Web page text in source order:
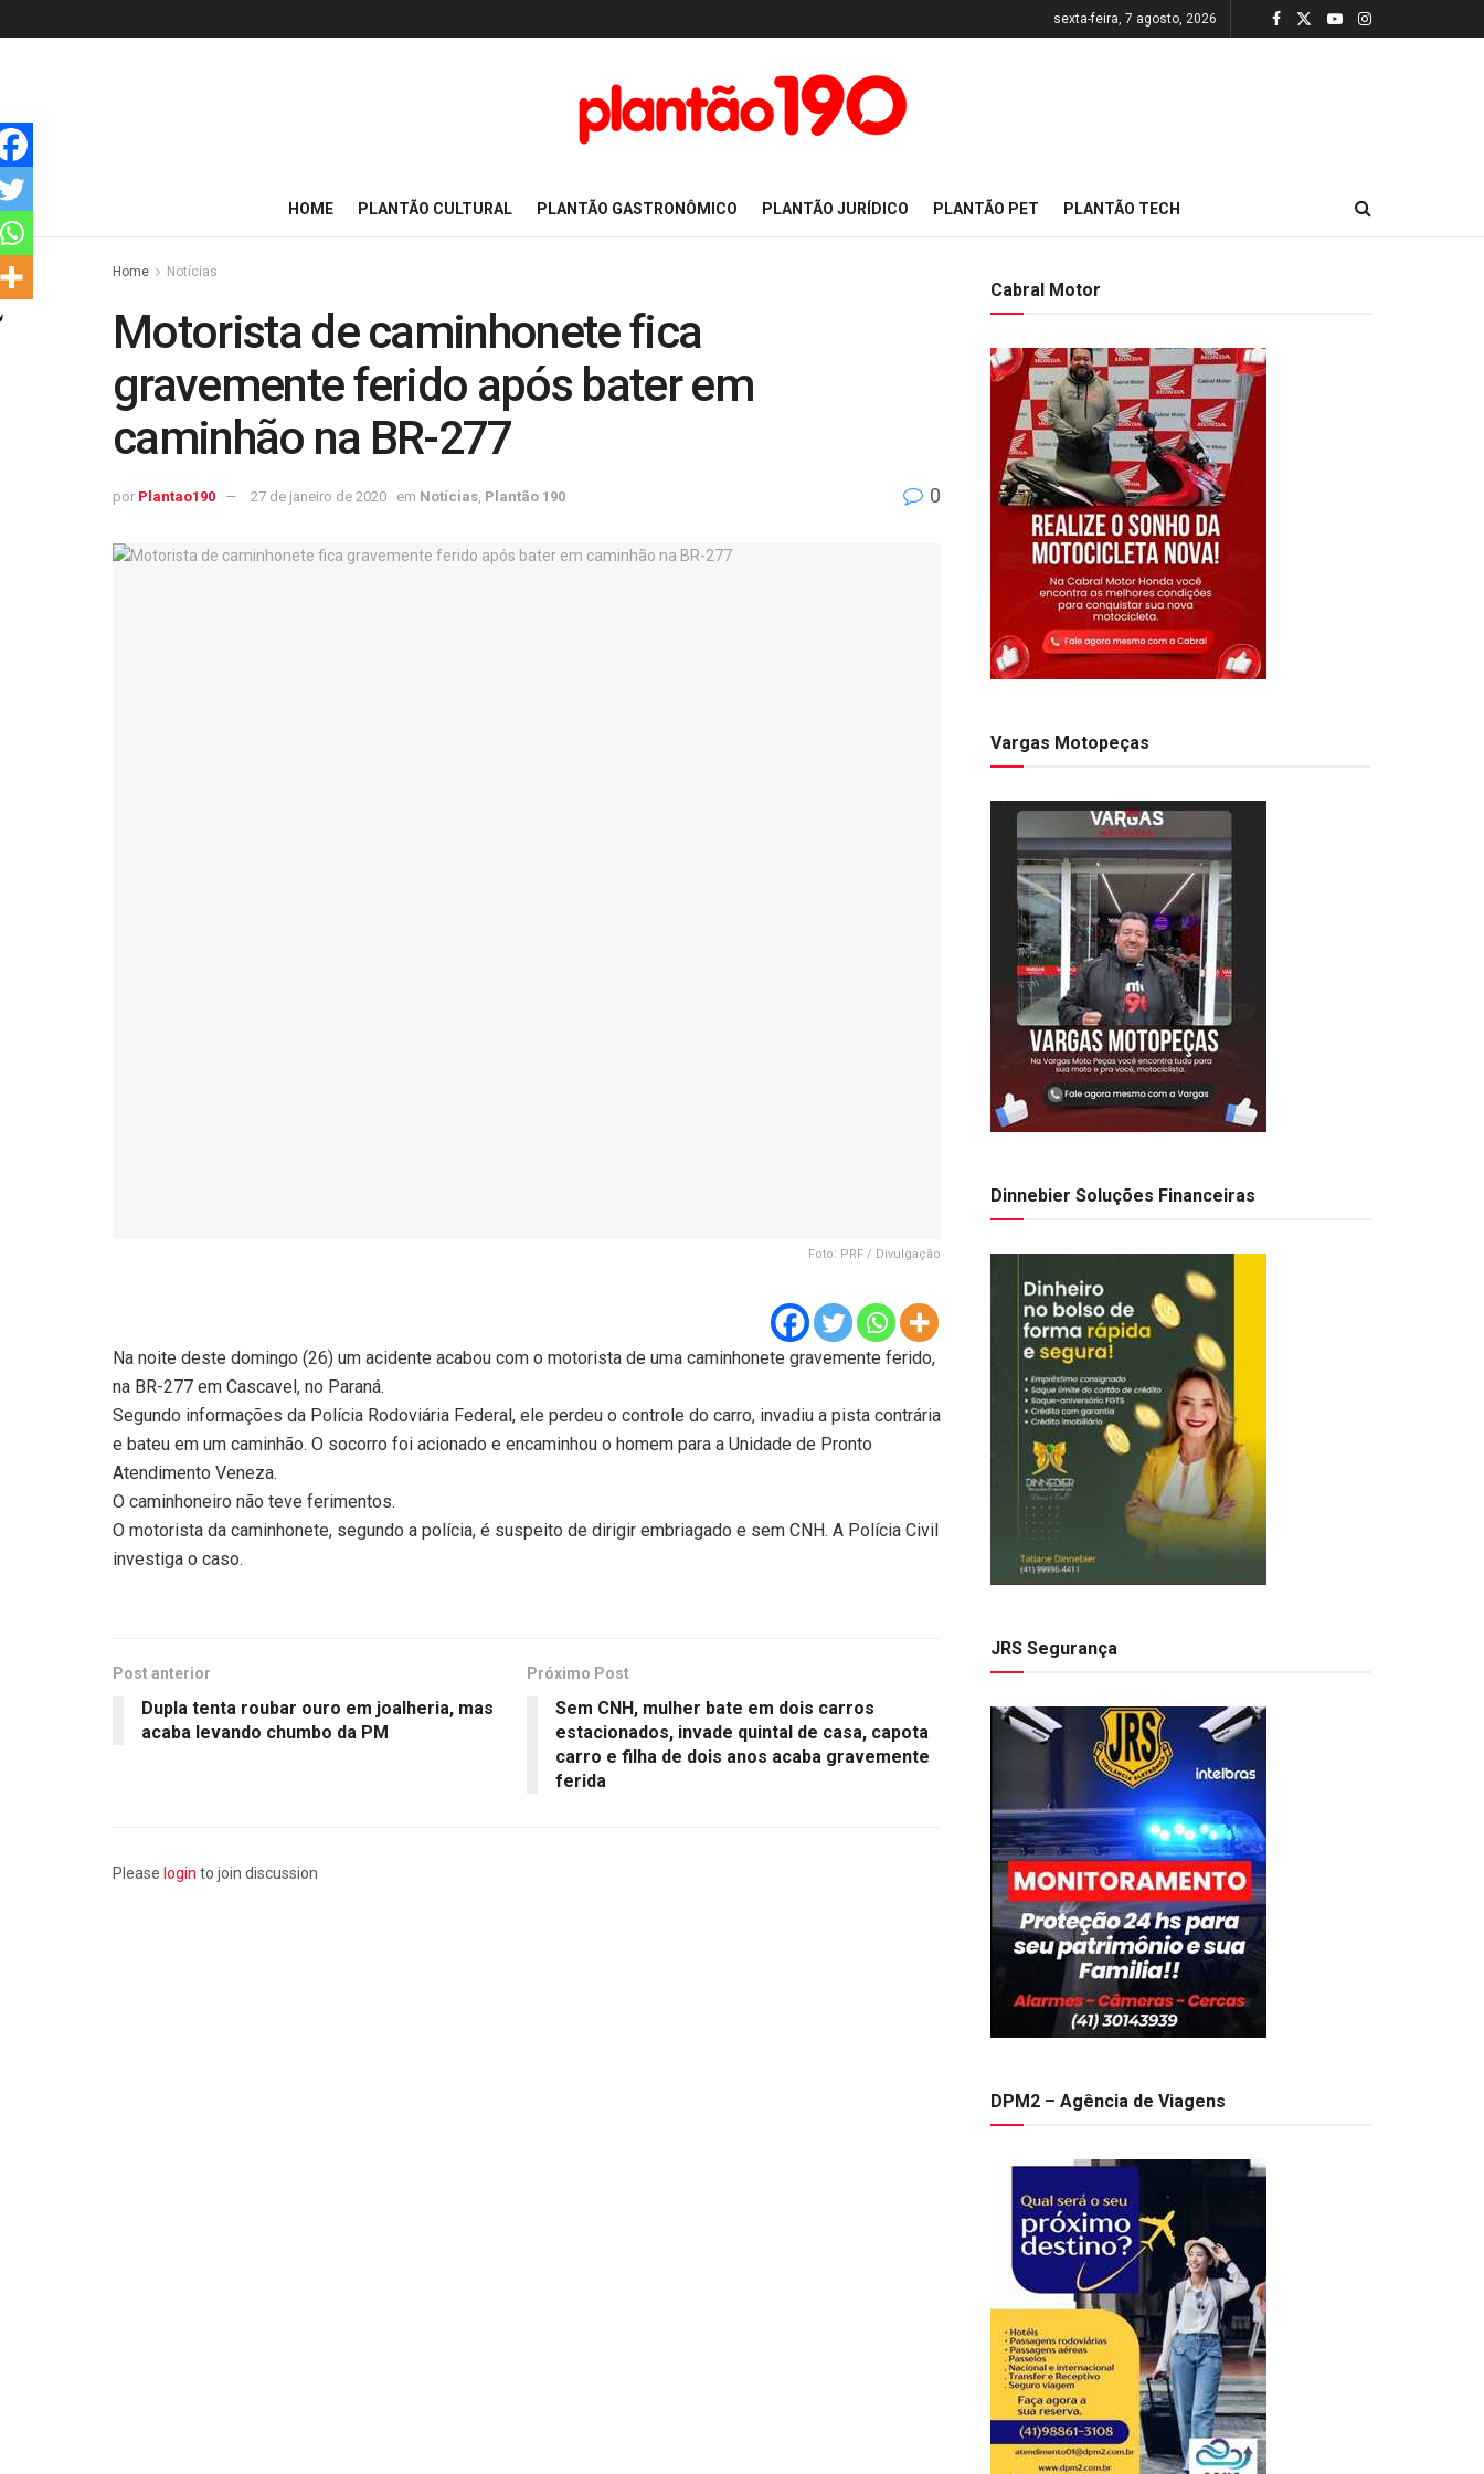
sexta-feira, 7 agosto, 2026
HOME PLANTÃO CULTURAL PLANTÃO GASTRONÔMICO PLANTÃO JURÍDICO PLANTÃO PET PLANTÃO TECH
Home Notícias
Motorista de caminhonete fica
gravemente ferido após bater em
caminhão na BR-277
por Plantao190 27 de janeiro de 2020 em Notícias Plantão 190 0
Foto: PRF / Divulgação
Na noite deste domingo (26) um acidente acabou com o motorista de uma caminhonete gravemente ferido,
na BR-277 em Cascavel, no Paraná.
Segundo informações da Polícia Rodoviária Federal, ele perdeu o controle do carro, invadiu a pista contrária
e bateu em um caminhão. O socorro foi acionado e encaminhou o homem para a Unidade de Pronto
Atendimento Veneza.
O caminhoneiro não teve ferimentos.
O motorista da caminhonete, segundo a polícia, é suspeito de dirigir embriagado e sem CNH. A Polícia Civil
investiga o caso.
Post anterior
Dupla tenta roubar ouro em joalheria, mas
acaba levando chumbo da PM
Próximo Post
Sem CNH, mulher bate em dois carros
estacionados, invade quintal de casa, capota
carro e filha de dois anos acaba gravemente
ferida
Please login to join discussion
Cabral Motor
Vargas Motopeças
Dinnebier Soluções Financeiras
JRS Segurança
DPM2 – Agência de Viagens